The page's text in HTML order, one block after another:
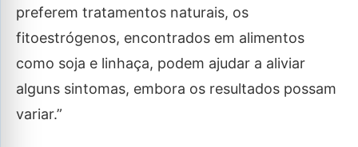
preferem tratamentos naturais, os
fitoestrógenos, encontrados em alimentos
como soja e linhaça, podem ajudar a aliviar
alguns sintomas, embora os resultados possam
variar.”